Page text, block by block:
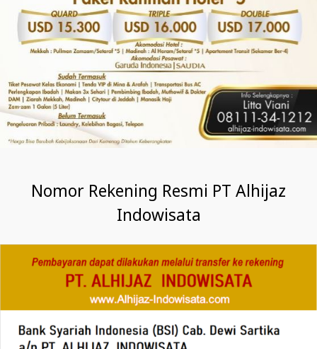
Nomor Rekening Resmi PT Alhijaz
Indowisata